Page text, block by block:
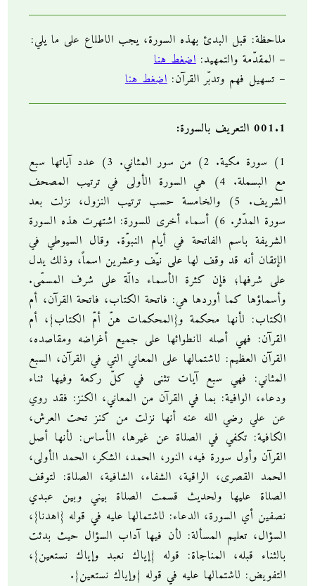
ملاحظة: قبل البدئ بهذه السورة، يجب الاطلاع على ما يلي:
– المقدّمة والتمهيد:اضغط هنا
– تسهيل فهم وتدبّر القرآن:اضغط هنا
001.1 التعريف بالسورة:
1) سورة مكية. 2) من سور المثاني. 3) عدد آياتها سبع
مع البسملة. 4) هي السورة الأولى في ترتيب المصحف
الشريف. 5) والخامسة حسب ترتيب النزول، نزلت بعد
سورة المدّثر. 6) أسماء أخرى للسورة: اشتهرت هذه السورة
الشريفة باسم الفاتحة في أيام النبوّة. وقال السيوطي في
الإتقان أنه قد وقف لها على نيّف وعشرين اسماً، وذلك يدل
على شرفها؛ فإن كثرة الأسماء دالّة على شرف المسمّى.
وأسماؤها كما أوردها هي: فاتحة الكتاب، فاتحة القرآن، أم
الكتاب: لأنها محكمة و{المحكمات هنّ أمّ الكتاب}، أم
القرآن: فهي أصله لانطوائها على جميع أغراضه ومقاصده،
القرآن العظيم: لاشتمالها على المعاني التي في القرآن، السبع
المثاني: فهي سبع آيات تثنى في كلّ ركعة وفيها ثناء
ودعاء، الوافية: بما في القرآن من المعاني، الكنز: فقد روي
عن علي رضي الله عنه أنها نزلت من كنز تحت العرش،
الكافية: تكفي في الصلاة عن غيرها، الأساس: لأنها أصل
القرآن وأول سورة فيه، النور، الحمد، الشكر، الحمد الأولى،
الحمد القصرى، الراقية، الشفاء، الشافية، الصلاة: لتوقف
الصلاة عليها ولحديث قسمت الصلاة بيني وبين عبدي
نصفين أي السورة، الدعاء: لاشتمالها عليه في قوله {اهدنا}،
السؤال، تعليم المسألة: لأن فيها آداب السؤال حيث بدئت
بالثناء قبله، المناجاة: قوله {إياك نعبد وإياك نستعين}،
التفويض: لاشتمالها عليه في قوله {وإياك نستعين}.